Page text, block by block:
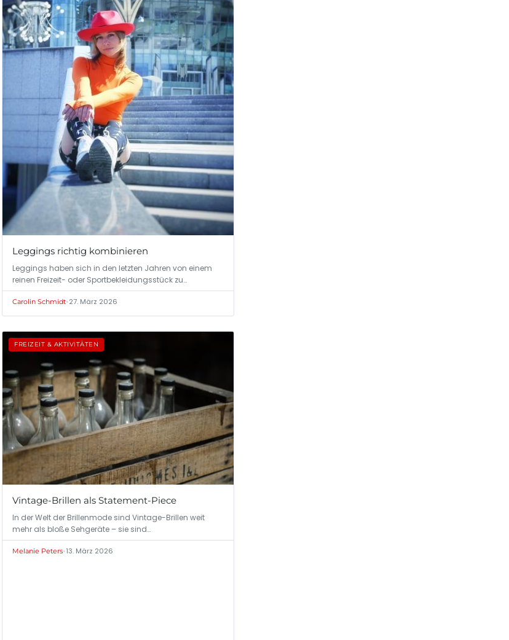
Leggings richtig kombinieren
Leggings haben sich in den letzten Jahren von einem
reinen Freizeit- oder Sportbekleidungsstück zu…
Carolin Schmidt•27. März 2026
FREIZEIT & AKTIVITÄTEN
Vintage-Brillen als Statement-Piece
In der Welt der Brillenmode sind Vintage-Brillen weit
mehr als bloße Sehgeräte – sie sind…
Melanie Peters•13. März 2026